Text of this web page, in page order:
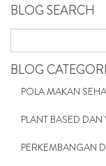
BLOG SEARCH
BLOG
POLA MAKAN
PLANT BASED
PERKEMBANGAN